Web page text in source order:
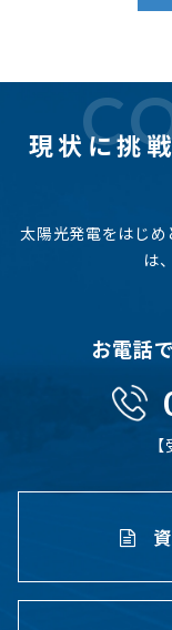
現状に挑
太陽光発電をはじ
は
お電話